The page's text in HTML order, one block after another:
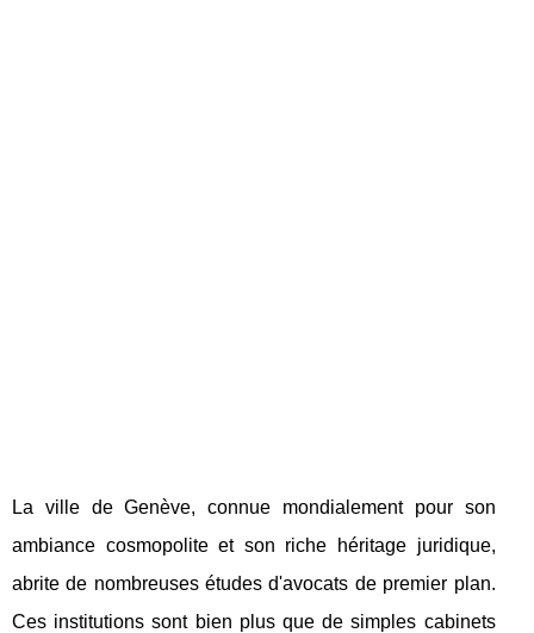
La ville de Genève, connue mondialement pour son
ambiance cosmopolite et son riche héritage juridique,
abrite de nombreuses études d'avocats de premier plan.
Ces institutions sont bien plus que de simples cabinets